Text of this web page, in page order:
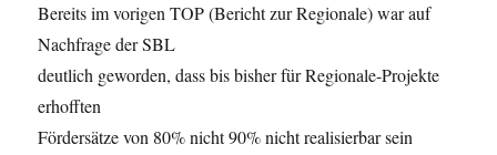
Bereits im vorigen TOP (Bericht zur Regionale) war auf
Nachfrage der SBL
deutlich geworden, dass bis bisher für Regionale-Projekte
erhofften
Fördersätze von 80% nicht 90% nicht realisierbar sein